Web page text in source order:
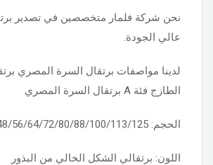
نحن شركة فلمار متخصصين في تصدير
عالي الجودة.
لدينا مواصفات برتقال السرة المصري
الطازج فئة A برتقال السرة المصري
الحجم: 44/48/56/64/72/80/88/100/113/125
اللون: برتقالي الشكل الخالي من البذور